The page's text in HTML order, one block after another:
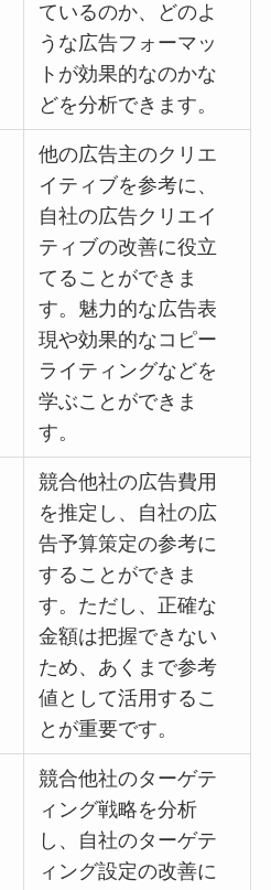
ているのか、どのよ
うな広告フォーマッ
トが効果的なのかな
どを分析できます。
他の広告主のクリエ
イティブを参考に、
自社の広告クリエイ
ティブの改善に役立
てることができま
す。魅力的な広告表
現や効果的なコピー
ライティングなどを
学ぶことができま
す。
競合他社の広告費用
を推定し、自社の広
告予算策定の参考に
することができま
す。ただし、正確な
金額は把握できない
ため、あくまで参考
値として活用するこ
とが重要です。
競合他社のターゲテ
ィング戦略を分析
し、自社のターゲテ
ィング設定の改善に